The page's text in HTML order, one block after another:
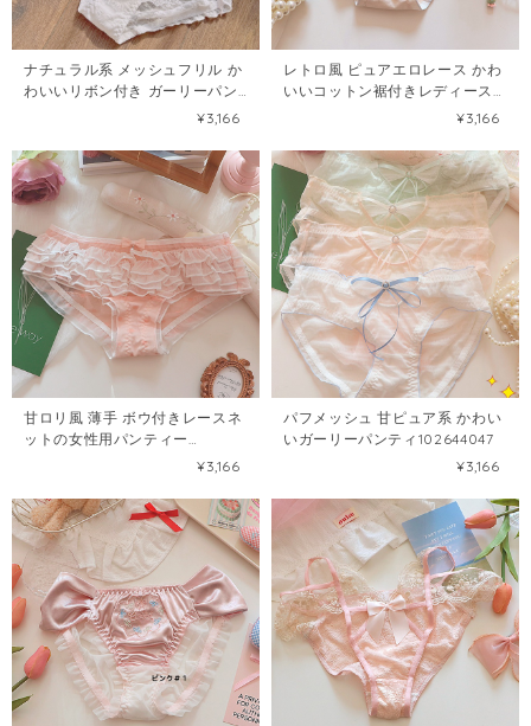
ナチュラル系 メッシュフリル か
わいいリボン付き ガーリーパン
¥3,166
レトロ風 ピュアエロレース かわ
いいコットン裾付きレディース
¥3,166
甘ロリ風 薄手 ボウ付きレースネ
ットの女性用パンティー
¥3,166
パフメッシュ 甘ピュア系 かわい
いガーリーパンティ102644047
¥3,166